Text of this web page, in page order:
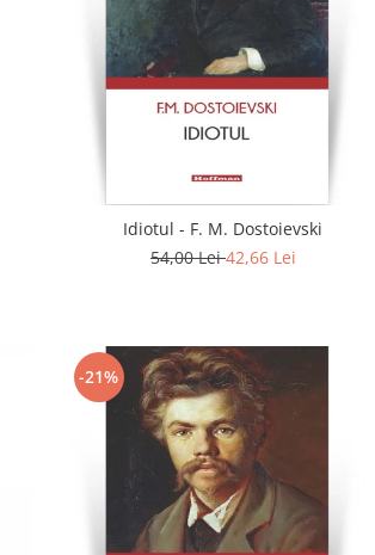
Idiotul - F. M. Dostoievski
54,00 Lei42,66 Lei
-21%